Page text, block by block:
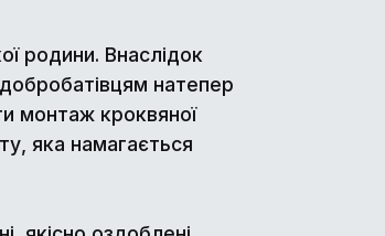
родини. Внаслідок
натепер
монтаж кроквяної
яка намагається